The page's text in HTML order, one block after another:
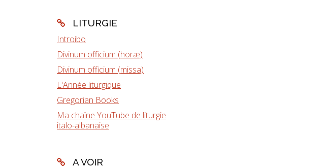
LITURGIE
Introibo
Divinum officium (horæ)
Divinum officium (missa)
L'Année liturgique
Gregorian Books
Ma chaîne YouTube de liturgie
italo-albanaise
A VOIR